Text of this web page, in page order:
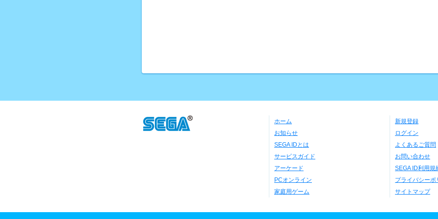
ホーム
お知らせ
SEGA IDとは
サービスガイド
アーケード
PCオンライン
家庭用ゲーム
新規登録
ログイン
よくあるご質問
お問い合わせ
SEGA ID利用規
プライバシーポ
サイトマップ